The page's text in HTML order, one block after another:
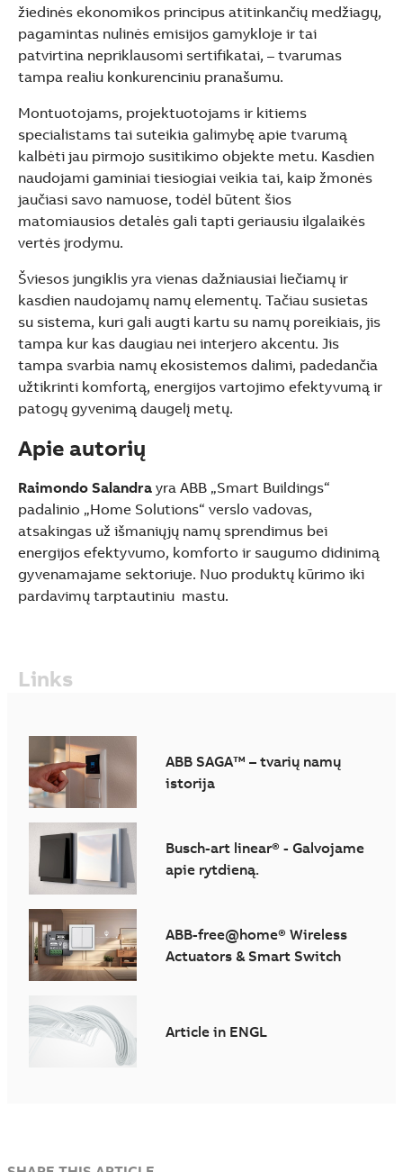
žiedinės ekonomikos principus atitinkančių medžiagų,
pagamintas nulinės emisijos gamykloje ir tai
patvirtina nepriklausomi sertifikatai, – tvarumas
tampa realiu konkurenciniu pranašumu.
Montuotojams, projektuotojams ir kitiems
specialistams tai suteikia galimybę apie tvarumą
kalbėti jau pirmojo susitikimo objekte metu. Kasdien
naudojami gaminiai tiesiogiai veikia tai, kaip žmonės
jaučiasi savo namuose, todėl būtent šios
matomiausios detalės gali tapti geriausiu ilgalaikės
vertės įrodymu.
Šviesos jungiklis yra vienas dažniausiai liečiamų ir
kasdien naudojamų namų elementų. Tačiau susietas
su sistema, kuri gali augti kartu su namų poreikiais, jis
tampa kur kas daugiau nei interjero akcentu. Jis
tampa svarbia namų ekosistemos dalimi, padedančia
užtikrinti komfortą, energijos vartojimo efektyvumą ir
patogų gyvenimą daugelį metų.
Apie autorių
Raimondo Salandra yra ABB „Smart Buildings“
padalinio „Home Solutions“ verslo vadovas,
atsakingas už išmaniųjų namų sprendimus bei
energijos efektyvumo, komforto ir saugumo didinimą
gyvenamajame sektoriuje. Nuo produktų kūrimo iki
pardavimų tarptautiniu mastu.
Links
ABB SAGA™ – tvarių namų
istorija
Busch-art linear® - Galvojame
apie rytdieną.
ABB-free@home® Wireless
Actuators & Smart Switch
Article in ENGL